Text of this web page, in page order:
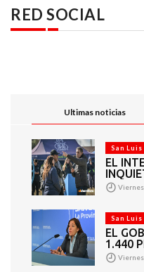
RED SOCIAL
Ultimas noticias
San Luis
EL
San Luis
EL
1.440
2.200